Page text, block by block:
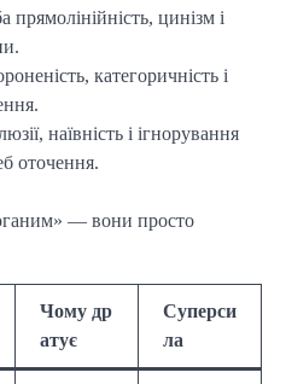
прямолінійність, цинізм і
категоричність і
наївність і ігнорування
оточення.
— вони просто
Чому др
атує
Суперси
ла